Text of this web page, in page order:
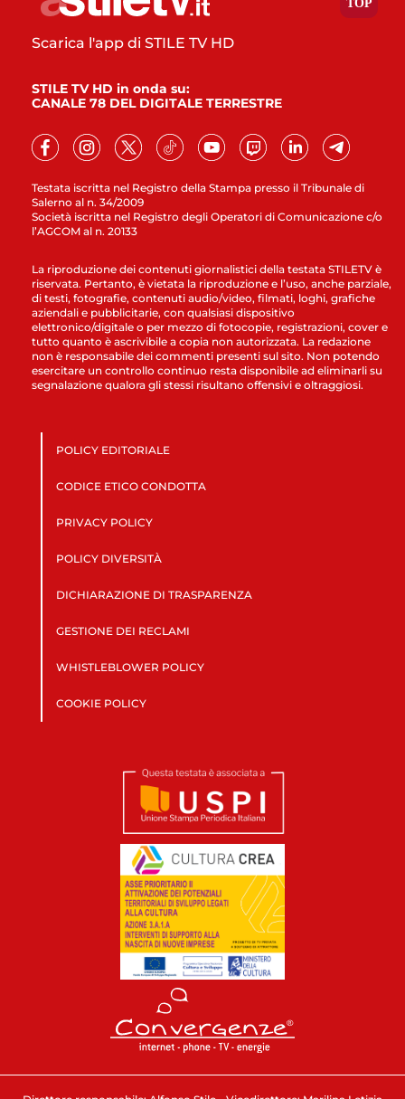
Testata iscritta nel Registro della Stampa presso il Tribunale di
Salerno al n. 34/2009
Società iscritta nel Registro degli Operatori di Comunicazione c/o
l’AGCOM al n. 20133
Scarica l'app di STILE TV HD
STILE TV HD in onda su:
CANALE 78 DEL DIGITALE TERRESTRE
La riproduzione dei contenuti giornalistici della testata STILETV è
riservata. Pertanto, è vietata la riproduzione e l’uso, anche parziale,
di testi, fotografie, contenuti audio/video, filmati, loghi, grafiche
aziendali e pubblicitarie, con qualsiasi dispositivo
elettronico/digitale o per mezzo di fotocopie, registrazioni, cover e
tutto quanto è ascrivibile a copia non autorizzata. La redazione
non è responsabile dei commenti presenti sul sito. Non potendo
esercitare un controllo continuo resta disponibile ad eliminarli su
segnalazione qualora gli stessi risultano offensivi e oltraggiosi.
POLICY EDITORIALE
CODICE ETICO CONDOTTA
PRIVACY POLICY
POLICY DIVERSITÀ
DICHIARAZIONE DI TRASPARENZA
GESTIONE DEI RECLAMI
WHISTLEBLOWER POLICY
COOKIE POLICY